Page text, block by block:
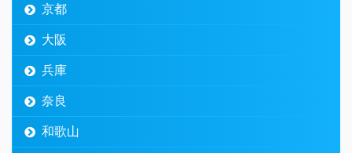
京都
大阪
兵庫
奈良
和歌山